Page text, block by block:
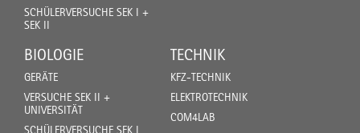
SCHÜLERVERSUCHE SEK I +
SEK II
BIOLOGIE
GERÄTE
VERSUCHE SEK II +
UNIVERSITÄT
SCHÜLERVERSUCHE SEK I
TECHNIK
KFZ-TECHNIK
ELEKTROTECHNIK
COM4LAB